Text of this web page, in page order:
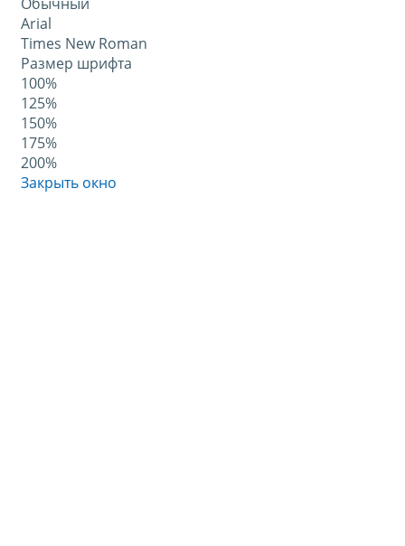
Обычный
Arial
Times New Roman
Размер шрифта
100%
125%
150%
175%
200%
Закрыть окно